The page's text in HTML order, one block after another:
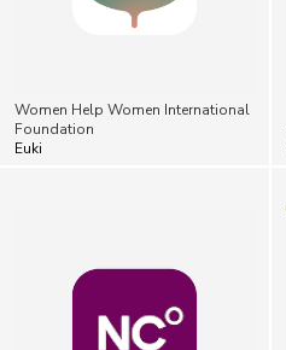
Women Help Women International
Foundation
Euki